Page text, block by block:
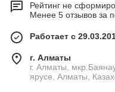
Рейтинг не
Менее 5 отзывов за
Работает с
г. Алматы
г. Алматы,
ярусе, Алматы,